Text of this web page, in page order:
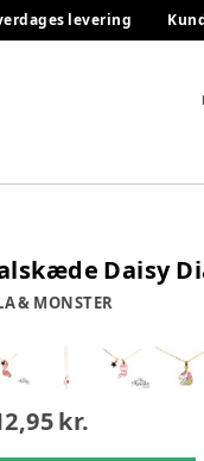
levering
Daisy
& MONSTER
kr.